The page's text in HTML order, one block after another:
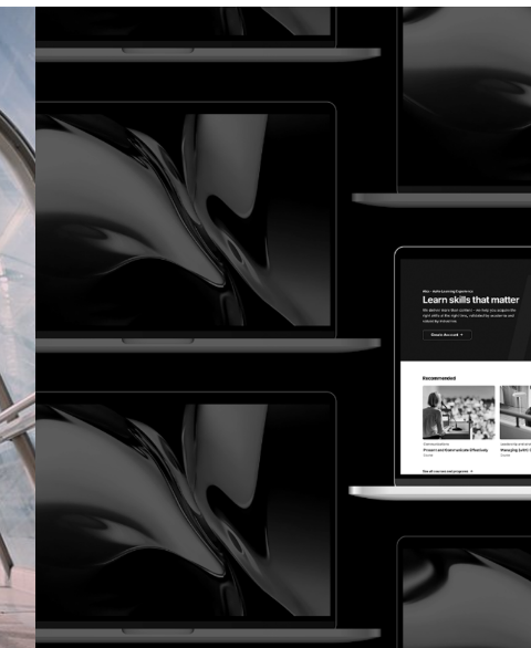
Alex - Aalto
Learning
Experience
Maailma kehittyy, ja niin kehittyy myös
oppimistapamme. Alex on uusi
oppimisalusta, joka on rakennettu uteliaille
mielille, kunnianhimoisille ammattilaisille ja
eteenpäin suuntautuville organisaatioille,
jotka haluavat kehittää todellisia, validoituja
Siirry Alexiin